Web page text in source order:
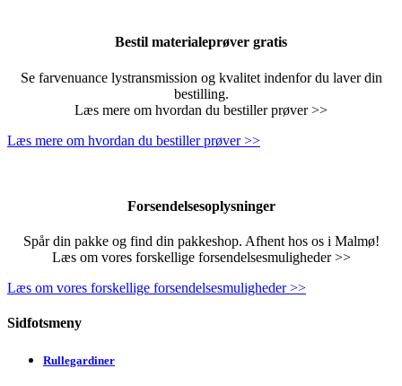
Bestil materialeprøver gratis
Se farvenuance lystransmission og kvalitet indenfor du laver din
bestilling.
Læs mere om hvordan du bestiller prøver >>
Læs mere om hvordan du bestiller prøver >>
Forsendelsesoplysninger
Spår din pakke og find din pakkeshop. Afhent hos os i Malmø!
Læs om vores forskellige forsendelsesmuligheder >>
Læs om vores forskellige forsendelsesmuligheder >>
Sidfotsmeny
Rullegardiner